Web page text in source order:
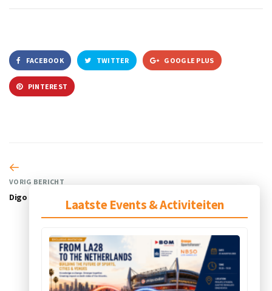
Laatste Events & Activiteiten
FACEBOOK TWITTER GOOGLE PLUS
PINTEREST
VORIG BERICHT
Digo